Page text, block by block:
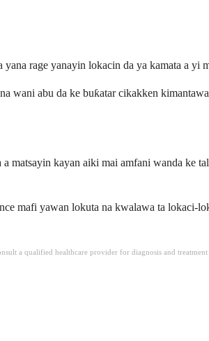
rage yanayin lokacin da ya kamata a yi
wani abu da ke buƙatar cikakken
matsayin kayan aiki mai amfani wanda ke
mafi yawan lokuta na kwalawa ta lokaci-
a qualified healthcare provider for diagnosis and